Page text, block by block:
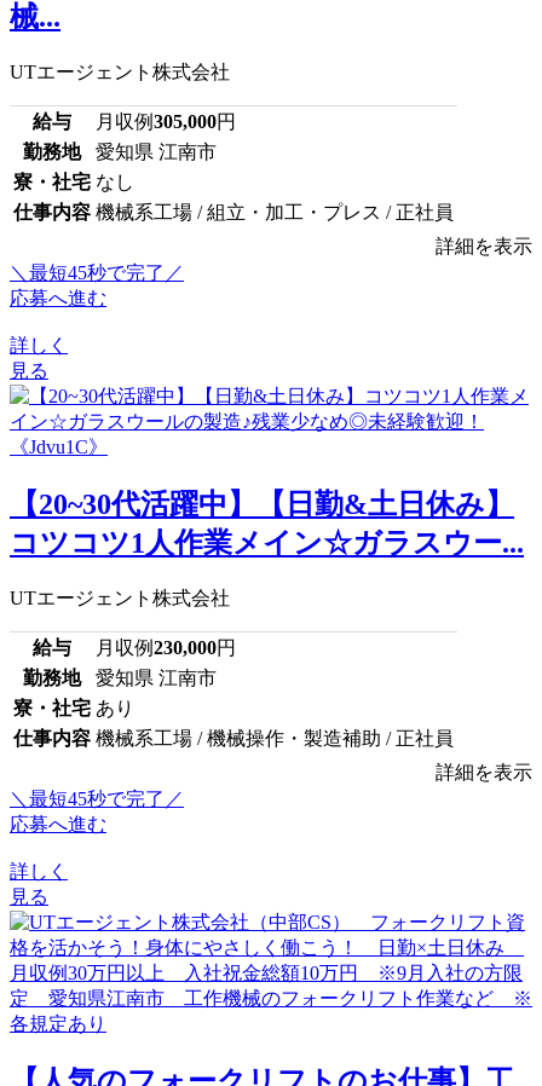
械...
UTエージェント株式会社
給与 月収例305,000円
勤務地
愛知県 江南市
寮・社宅 なし
仕事内容 機械系工場 / 組立・加工・プレス / 正社員
詳細を表示
＼最短45秒で完了／
応募へ進む
詳しく
見る
【20~30代活躍中】【日勤&土日休み】
コツコツ1人作業メイン☆ガラスウー...
UTエージェント株式会社
給与 月収例230,000円
勤務地
愛知県 江南市
寮・社宅 あり
仕事内容 機械系工場 / 機械操作・製造補助 / 正社員
詳細を表示
＼最短45秒で完了／
応募へ進む
詳しく
見る